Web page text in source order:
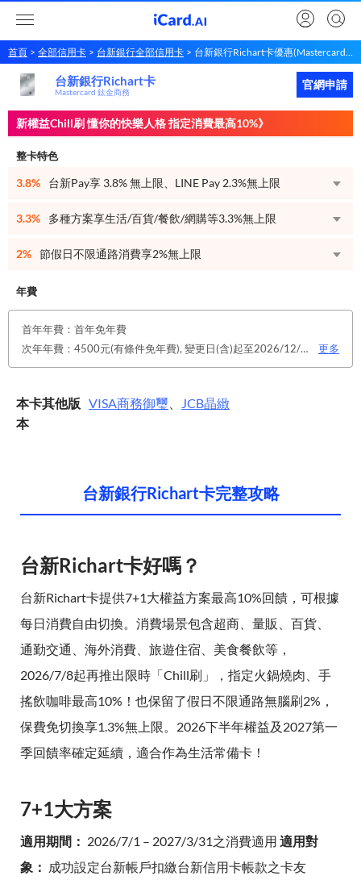
首頁 全部信用卡 台新銀行全部信用卡 台新銀行Richart卡優惠(Mastercard 鈦金商務)
台新銀行Richart卡 立即申請
台新銀行Richart卡
Mastercard 鈦金商務
官網申請
新權益Chill刷 懂你的快樂人格 指定消費最高10%》
整卡特色
3.8% 台新Pay享 3.8% 無上限、LINE Pay 2.3%無上限
3.3% 多種方案享生活/百貨/餐飲/網購等3.3%無上限
2% 節假日不限通路消費享2%無上限
年費
首年年費：首年免年費
次年年費：4500元(有條件免年費), 變更日(含)起至2026/12/31止，符合原卡別之免年費消費條件 或 使用台新信用卡數位帳單(包含電子/行動帳單)且生效，即享免年費優惠。
更多
本卡其他版
本
VISA商務御璽 JCB晶緻
台新銀行Richart卡完整攻略
台新Richart卡好嗎？
台新Richart卡提供7+1大權益方案最高10%回饋，可根據
每日消費自由切換。消費場景包含超商、量販、百貨、
通勤交通、海外消費、旅遊住宿、美食餐飲等，
2026/7/8起再推出限時「Chill刷」，指定火鍋燒肉、手
搖飲咖啡最高10%！也保留了假日不限通路無腦刷2%，
保費免切換享1.3%無上限。2026下半年權益及2027第一
季回饋率確定延續，適合作為生活常備卡！
7+1大方案
適用期間： 2026/7/1 – 2027/3/31之消費適用 適用對
象： 成功設定台新帳戶扣繳台新信用卡帳款之卡友